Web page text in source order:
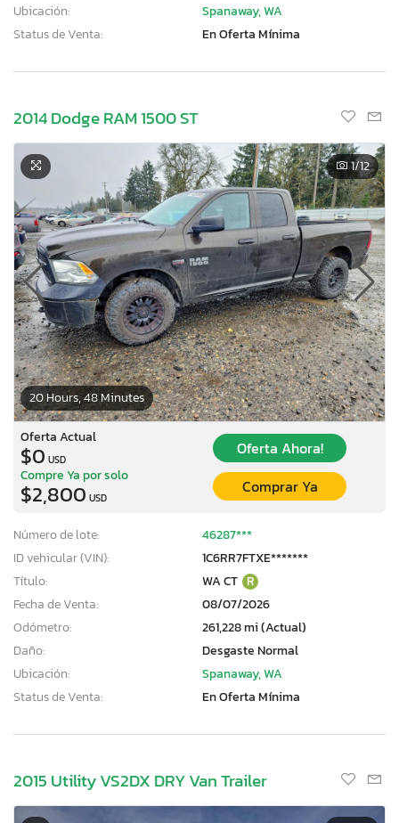
Ubicación:
Spanaway, WA
Status de Venta:
En Oferta Mínima
2014 Dodge RAM 1500 ST
20 Hours, 48 Minutes
1/12
Oferta Actual
$0 USD
Oferta Ahora!
Compre Ya por solo
$2,800 USD
Comprar Ya
Número de lote:
46287***
ID vehicular (VIN):
1C6RR7FTXE*******
Título:
WA CT R
Fecha de Venta:
08/07/2026
Odómetro:
261,228 mi (Actual)
Daño:
Desgaste Normal
Ubicación:
Spanaway, WA
Status de Venta:
En Oferta Mínima
2015 Utility VS2DX DRY Van Trailer